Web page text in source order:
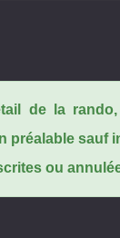
de la
préalable sauf
ou